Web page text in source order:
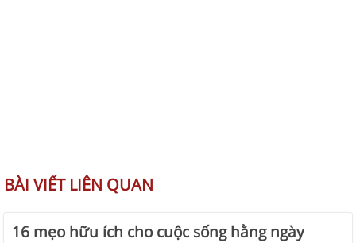
BÀI VIẾT LIÊN QUAN
16 mẹo hữu ích cho cuộc sống hằng ngày